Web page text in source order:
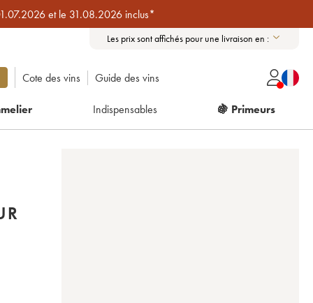
et le 31.08.2026 inclus*
Les prix sont affichés pour une livraison en :
Cote des vins Guide des vins
Indispensables 🍇 Primeurs